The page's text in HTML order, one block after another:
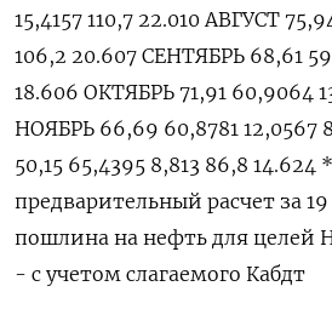
15,4157 110,7 22.010 АВГУСТ
106,2 20.607 СЕНТЯБРЬ 68,61
18.606 ОКТЯБРЬ 71,91 60,9064
НОЯБРЬ 66,69 60,8781 12,0567
50,15 65,4395 8,813 86,8 14.624
предварительный расчет за
пошлина на нефть для
- с учетом слагаемого Кабдт